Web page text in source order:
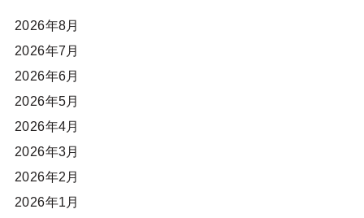
2026年8月
2026年7月
2026年6月
2026年5月
2026年4月
2026年3月
2026年2月
2026年1月